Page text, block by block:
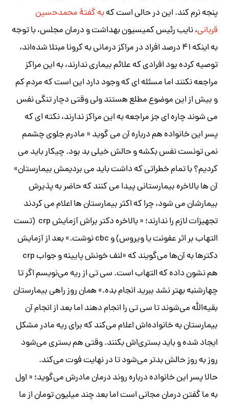
پنجه نرم کند. این در حالی است کهبه گفتهٔ محمدحسین
قربانی، نایب رئیس کمیسیون بهداشت و درمان مجلس، با توجه
به اینکه ۴۱ درصد افراد در مراکز درمانی به کرونا مبتلا شده‌اند،
توصیه کرده بود افرادی که علائم بیماری ندارند، به این مراکز
مراجعه نکنند اما مسئله ای که وجود دارد این است که مردم کم
و بیش از این موضوع مطلع هستند ولی وقتی دچار تنگی نفس
می شوند چاره ای جز مراجعه به این مراکز ندارند، نکته ای که
پسر این خانواده هم درباره آن می گوید « مادرم جلوی چشمم
نمی تونست نفس بکشه و حالش خیلی بد بود. چیکار باید می
کردیم؟ با تمام خطراتی که داشت باید می بردیمش بیمارستان»
آن ها بالاخره بیمارستانی پیدا می کنند که حاضر به پذیرش
بیمارشان می شود، چرا که اکثر بیمارستان ها اعلام می کردند
تجهیزات لازم را ندارند؛ « بالاخره دکتر براش آزمایش crp (تست
التهاب بر اثر عفونت یا ویروس) و cbc نوشت.» بعد از آزمایش
دکترها به آن‌ها می‌گویند که «لنف خونش پایینه و جواب crp
هم نشون داده که التهاب است. سی تی از ریه می‌نویسم اگر تا
چهارشنبه بهتر نشد ببرید انجام بده.» همان روز راهی بیمارستان
بقیه‌الله می‌شوند تا سی تی را انجام دهند اما بعد از انجام آن
بیمارستان به خانواده‌اش اعلام می‌کند که برای ریه مادر مشکل
ایجاد شده و باید بستری‌اش بکنند. وقتی هم بستری می‌شود
روز به روز حالش بدتر می‌شود تا در نهایت فوت می‌کند.
حالا پسر این خانواده درباره روند درمان مادرش می‌گوید؛ « اول
به ما گفتن درمان مجانی است اما بعد چند میلیون تومان از ما